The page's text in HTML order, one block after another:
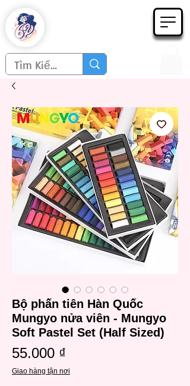
Bộ phấn tiên Hàn Quốc
Mungyo nửa viên - Mungyo
Soft Pastel Set (Half Sized)
55.000 ₫
Giao hàng tận nơi